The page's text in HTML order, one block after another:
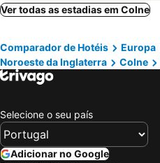
1823 Spinning Block
Ver todas as estadias em Colne
Comparador de Hotéis Europa
Noroeste da Inglaterra
Colne
Selecione o seu país
Adicionar no Google